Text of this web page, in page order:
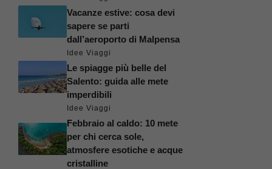
Vacanze estive: cosa devi
sapere se parti
dall’aeroporto di Malpensa
Idee Viaggi
Le spiagge più belle del
Salento: guida alle mete
imperdibili
Idee Viaggi
Febbraio al caldo: 10 mete
per chi cerca sole,
atmosfere esotiche e acque
cristalline